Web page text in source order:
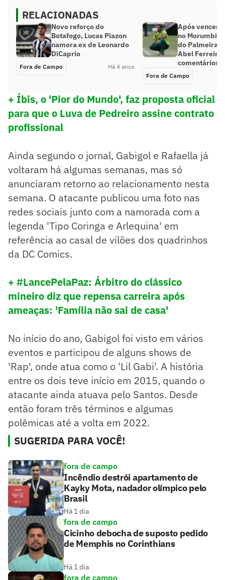
RELACIONADAS
Novo reforço do
Botafogo, Lucas Piazon
namora ex de Leonardo
DiCaprio
Fora de Campo Há 4 anos
Após vencer
no Morumbi,
do Palmeiras
Abel
comentários!
Fora de Campo
+ Íbis, o 'Pior do Mundo', faz proposta oficial
para que o Luva de Pedreiro assine contrato
profissional
Ainda segundo o jornal, Gabigol e Rafaella já
voltaram há algumas semanas, mas só
anunciaram retorno ao relacionamento nesta
semana. O atacante publicou uma foto nas
redes sociais junto com a namorada com a
legenda 'Tipo Coringa e Arlequina' em
referência ao casal de vilões dos quadrinhos
da DC Comics.
+ #LancePelaPaz: Árbitro do clássico
mineiro diz que repensa carreira após
ameaças: 'Família não sai de casa'
No início do ano, Gabigol foi visto em vários
eventos e participou de alguns shows de
'Rap', onde atua como o 'Lil Gabi'. A história
entre os dois teve início em 2015, quando o
atacante ainda atuava pelo Santos. Desde
então foram três términos e algumas
polêmicas até a volta em 2022.
SUGERIDA PARA VOCÊ!
fora de campo
Incêndio destrói apartamento de
Kayky Mota, nadador olímpico pelo
Brasil
Há 1 dia
fora de campo
Cicinho debocha de suposto pedido
de Memphis no Corinthians
Há 1 dia
fora de campo